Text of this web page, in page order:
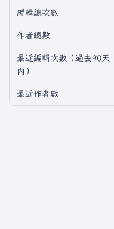
編輯總次數
作者總數
最近編輯次數（過去90天
內）
最近作者數